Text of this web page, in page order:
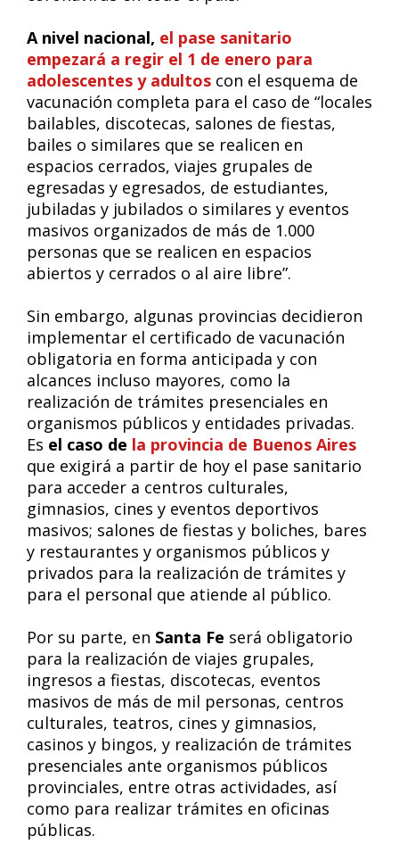
A nivel nacional, el pase sanitario
empezará a regir el 1 de enero para
adolescentes y adultos con el esquema de
vacunación completa para el caso de “locales
bailables, discotecas, salones de fiestas,
bailes o similares que se realicen en
espacios cerrados, viajes grupales de
egresadas y egresados, de estudiantes,
jubiladas y jubilados o similares y eventos
masivos organizados de más de 1.000
personas que se realicen en espacios
abiertos y cerrados o al aire libre”.
Sin embargo, algunas provincias decidieron
implementar el certificado de vacunación
obligatoria en forma anticipada y con
alcances incluso mayores, como la
realización de trámites presenciales en
organismos públicos y entidades privadas.
Es el caso de la provincia de Buenos Aires
que exigirá a partir de hoy el pase sanitario
para acceder a centros culturales,
gimnasios, cines y eventos deportivos
masivos; salones de fiestas y boliches, bares
y restaurantes y organismos públicos y
privados para la realización de trámites y
para el personal que atiende al público.
Por su parte, en Santa Fe será obligatorio
para la realización de viajes grupales,
ingresos a fiestas, discotecas, eventos
masivos de más de mil personas, centros
culturales, teatros, cines y gimnasios,
casinos y bingos, y realización de trámites
presenciales ante organismos públicos
provinciales, entre otras actividades, así
como para realizar trámites en oficinas
públicas.